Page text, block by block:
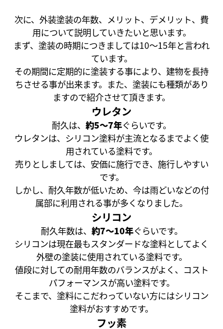
次に、外装塗装の年数、メリット、デメリット、費
用について説明していきたいと思います。
まず、塗装の時期につきましては10～15年と言われ
ています。
その期間に定期的に塗装する事により、建物を長持
ちさせる事が出来ます。また、塗装にも種類があり
ますので紹介させて頂きます。
ウレタン
耐久は、 約5～7年ぐらいです。
ウレタンは、シリコン塗料が主流となるまでよく使
用されている塗料です。
売りとしましては、安価に施行でき、施行しやすい
です。
しかし、耐久年数が低いため、今は雨どいなどの付
属部に利用される事が多くなりました。
シリコン
耐久年数は、 約7～10年ぐらいです。
シリコンは現在最もスタンダードな塗料としてよく
外壁の塗装に使用されている塗料です。
値段に対しての耐用年数のバランスがよく、コスト
パフォーマンスが高い塗料です。
そこまで、塗料にこだわっていない方にはシリコン
塗料がおすすめです。
フッ素